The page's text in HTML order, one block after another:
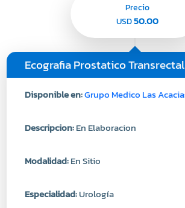
Ecografia Prostatico Transrectal
Disponible en:Grupo Medico Las
Descripcion:En Elaboracion
Modalidad:En Sitio
Especialidad:Urología
Precio
USD50.00